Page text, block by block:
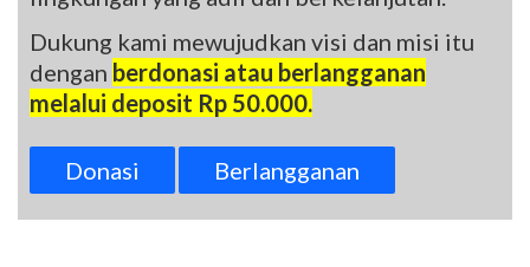
Dukung kami mewujudkan visi dan misi itu
dengan berdonasi atau berlangganan
melalui deposit Rp 50.000.
Donasi Berlangganan